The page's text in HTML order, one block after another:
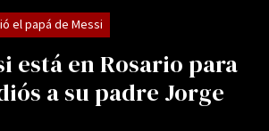
está en Rosario para
a su padre Jorge
el papá de Messi